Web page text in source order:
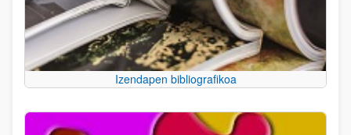
Izendapen bibliografikoa